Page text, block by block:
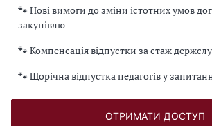
🐾 Нові вимоги до зміни істотних умов
закупівлю
🐾 Компенсація відпустки за стаж
🐾 Щорічна відпустка педагогів у
ОТРИМАТИ ДОСТУП